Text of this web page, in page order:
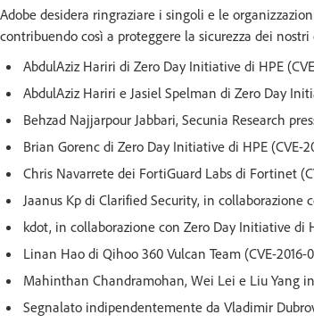
Adobe desidera ringraziare i singoli e le
contribuendo così a proteggere la sicurezza dei
AbdulAziz Hariri di Zero Day Initiative di HPE
AbdulAziz Hariri e Jasiel Spelman di Zero Day
Behzad Najjarpour Jabbari, Secunia Research
Brian Gorenc di Zero Day Initiative di HPE (CVE-
Chris Navarrete dei FortiGuard Labs di Fortinet
Jaanus Kp di Clarified Security, in collaborazione
kdot, in collaborazione con Zero Day Initiative di
Linan Hao di Qihoo 360 Vulcan Team (CVE-2016-
Mahinthan Chandramohan, Wei Lei e Liu Yang
Segnalato indipendentemente da Vladimir